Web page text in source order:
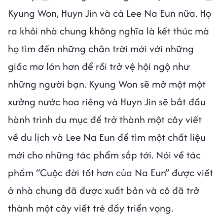
Kyung Won, Huyn Jin và cả Lee Na Eun nữa. Họ
ra khỏi nhà chung không nghĩa là kết thúc mà
họ tìm đến những chân trời mới với những
giấc mơ lớn hơn để rồi trở vệ hội ngộ như
những người bạn. Kyung Won sẽ mở một một
xưởng nước hoa riêng và Huyn Jin sẽ bắt đầu
hành trình du mục để trở thành một cây viết
về du lịch và Lee Na Eun để tìm một chất liệu
mới cho những tác phẩm sắp tới. Nói về tác
phẩm “Cuộc đời tốt hơn của Na Eun” được viết
ở nhà chung đã được xuất bản và cô đã trở
thành một cây viết trẻ đầy triển vọng.